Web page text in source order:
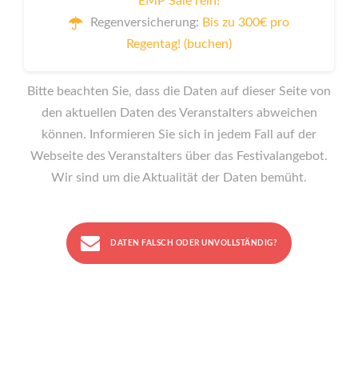
Regenversicherung: Bis zu 300€ pro
Regentag! (buchen)
Bitte beachten Sie, dass die Daten auf dieser Seite von
den aktuellen Daten des Veranstalters abweichen
können. Informieren Sie sich in jedem Fall auf der
Webseite des Veranstalters über das Festivalangebot.
Wir sind um die Aktualität der Daten bemüht.
DATEN FALSCH ODER UNVOLLSTÄNDIG?